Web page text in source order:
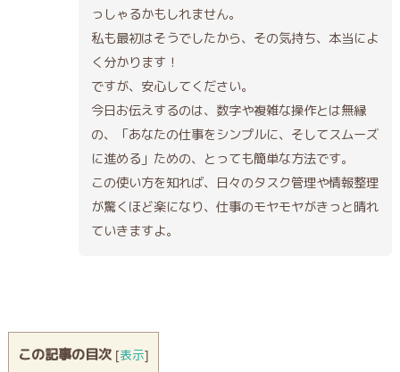
っしゃるかもしれません。
私も最初はそうでしたから、その気持ち、本当によ
く分かります！
ですが、安心してください。
今日お伝えするのは、数字や複雑な操作とは無縁
の、「あなたの仕事をシンプルに、そしてスムーズ
に進める」ための、とっても簡単な方法です。
この使い方を知れば、日々のタスク管理や情報整理
が驚くほど楽になり、仕事のモヤモヤがきっと晴れ
ていきますよ。
この記事の目次 [表示]